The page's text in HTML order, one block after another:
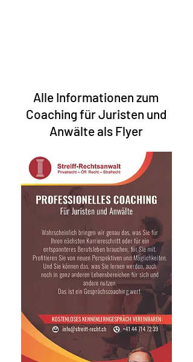
Alle Informationen zum
Coaching für Juristen und
Anwälteals Flyer